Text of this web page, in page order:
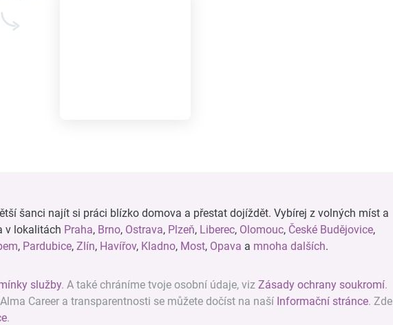
šanci najít si práci blízko domova a přestat dojíždět. Vybírej z volných míst a
v lokalitách Praha, Brno, Ostrava, Plzeň, Liberec, Olomouc, České Budějovice,
, Pardubice, Zlín, Havířov, Kladno, Most, Opava a mnoha dalších.
služby. A také chráníme tvoje osobní údaje, viz Zásady ochrany soukromí.
Career a transparentnosti se můžete dočíst na naší Informační stránce. Zde
.